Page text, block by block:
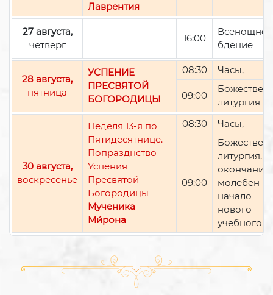
Лаврентия
27 августа,
четверг
16:00
Всенощное
бдение
28 августа,
пятница
УСПЕНИЕ
ПРЕСВЯТОЙ
БОГОРОДИЦЫ
08:30 Часы,
09:00
литургия
30 августа,
воскресенье
Неделя 13-я по
Пятидесятнице.
Попразднство
Успения
Пресвятой
Богородицы
Мученика
Ми́рона
08:30 Часы,
09:00
литургия.
окончании
молебен
начало
нового
учебного